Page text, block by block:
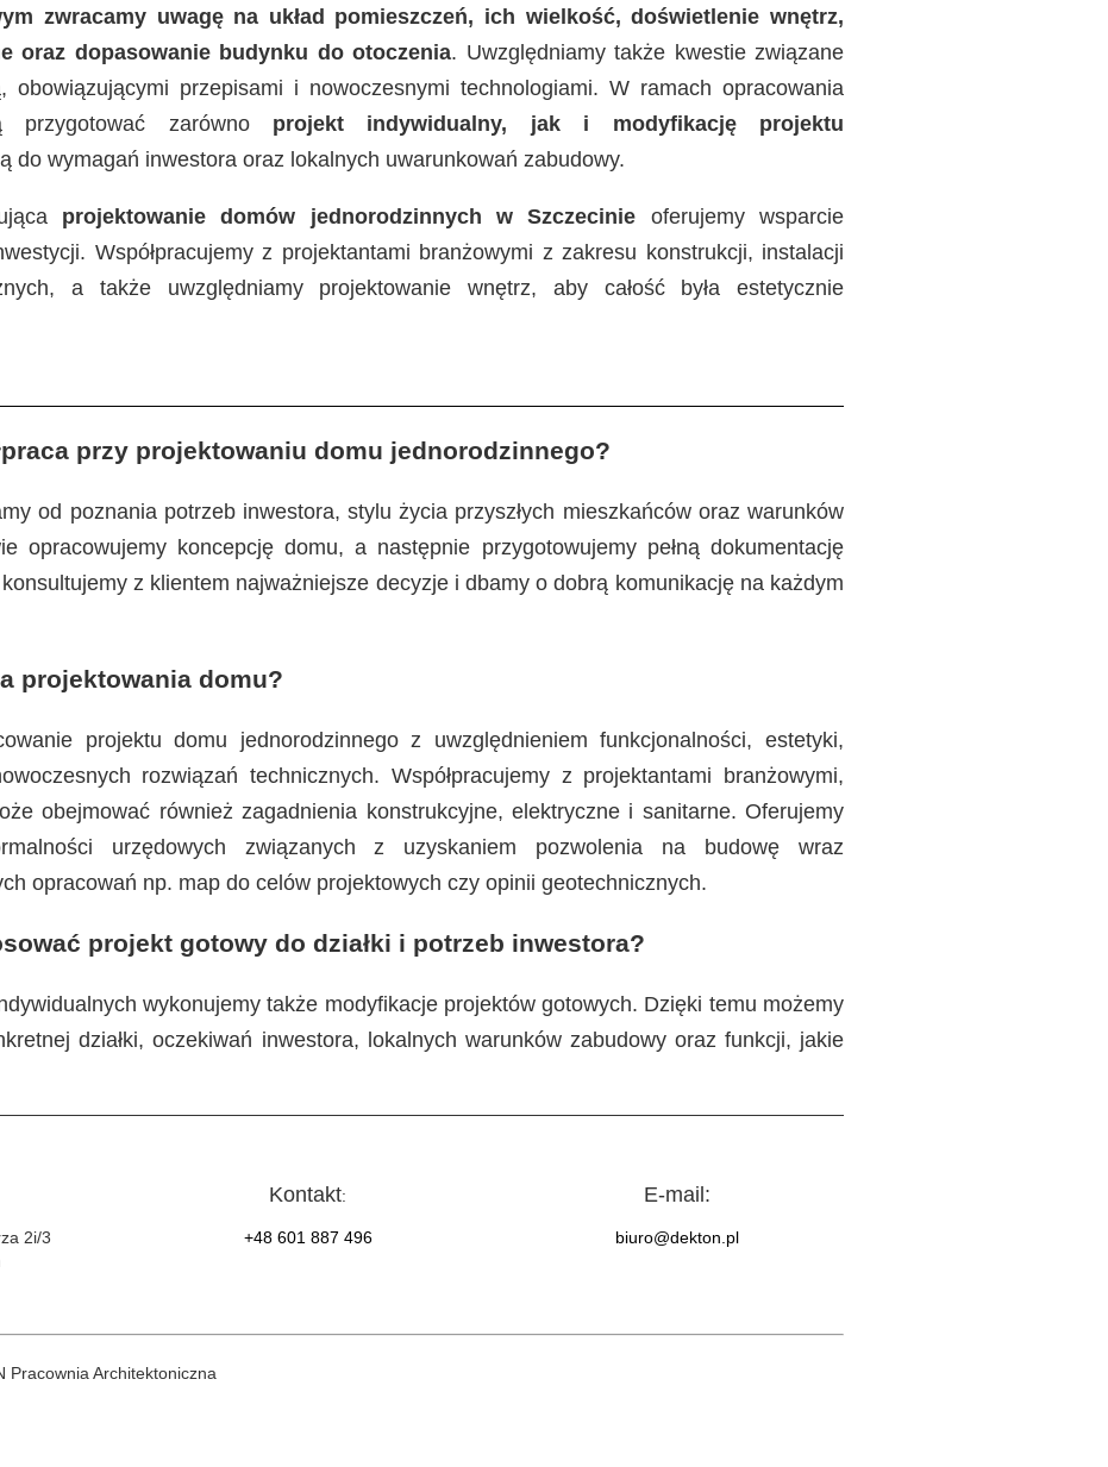
zwracamy uwagę na układ pomieszczeń, ich wielkość, doświetlenie wnętrz,
oraz dopasowanie budynku do otoczenia. Uwzględniamy także kwestie związane
obowiązującymi przepisami i nowoczesnymi technologiami. W ramach opracowania
przygotować zarówno projekt indywidualny, jak i modyfikację projektu
do wymagań inwestora oraz lokalnych uwarunkowań zabudowy.
projektowanie domów jednorodzinnych w Szczecinie oferujemy wsparcie
Współpracujemy z projektantami branżowymi z zakresu konstrukcji, instalacji
a także uwzględniamy projektowanie wnętrz, aby całość była estetycznie
przy projektowaniu domu jednorodzinnego?
od poznania potrzeb inwestora, stylu życia przyszłych mieszkańców oraz warunków
opracowujemy koncepcję domu, a następnie przygotowujemy pełną dokumentację
z klientem najważniejsze decyzje i dbamy o dobrą komunikację na każdym
projektowania domu?
projektu domu jednorodzinnego z uwzględnieniem funkcjonalności, estetyki,
rozwiązań technicznych. Współpracujemy z projektantami branżowymi,
obejmować również zagadnienia konstrukcyjne, elektryczne i sanitarne. Oferujemy
urzędowych związanych z uzyskaniem pozwolenia na budowę wraz
opracowań np. map do celów projektowych czy opinii geotechnicznych.
projekt gotowy do działki i potrzeb inwestora?
wykonujemy także modyfikacje projektów gotowych. Dzięki temu możemy
działki, oczekiwań inwestora, lokalnych warunków zabudowy oraz funkcji, jakie
2i/3
Kontakt:
+48 601 887 496
E-mail:
biuro@dekton.pl
Pracownia Architektoniczna